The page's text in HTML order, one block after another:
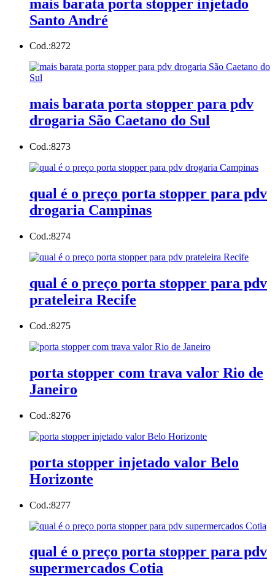
mais barata porta stopper injetado
Santo André
Cod.:8272
mais barata porta stopper para pdv
drogaria São Caetano do Sul
Cod.:8273
qual é o preço porta stopper para pdv
drogaria Campinas
Cod.:8274
qual é o preço porta stopper para pdv
prateleira Recife
Cod.:8275
porta stopper com trava valor Rio de
Janeiro
Cod.:8276
porta stopper injetado valor Belo
Horizonte
Cod.:8277
qual é o preço porta stopper para pdv
supermercados Cotia